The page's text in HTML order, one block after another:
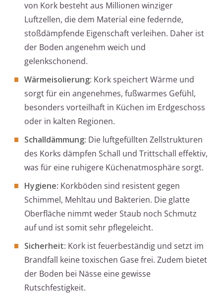
von Kork besteht aus Millionen winziger
Luftzellen, die dem Material eine federnde,
stoßdämpfende Eigenschaft verleihen. Daher ist
der Boden angenehm weich und
gelenkschonend.
Wärmeisolierung: Kork speichert Wärme und
sorgt für ein angenehmes, fußwarmes Gefühl,
besonders vorteilhaft in Küchen im Erdgeschoss
oder in kalten Regionen.
Schalldämmung: Die luftgefüllten Zellstrukturen
des Korks dämpfen Schall und Trittschall effektiv,
was für eine ruhigere Küchenatmosphäre sorgt.
Hygiene: Korkböden sind resistent gegen
Schimmel, Mehltau und Bakterien. Die glatte
Oberfläche nimmt weder Staub noch Schmutz
auf und ist somit sehr pflegeleicht.
Sicherheit: Kork ist feuerbeständig und setzt im
Brandfall keine toxischen Gase frei. Zudem bietet
der Boden bei Nässe eine gewisse
Rutschfestigkeit.